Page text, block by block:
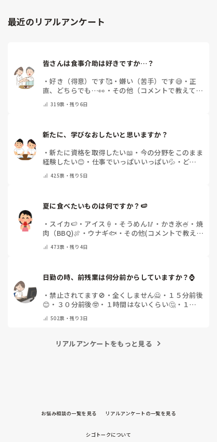
最近のリアルアンケート
皆さんは食事介助は好きですか…？
・好き（得意）です🥰・嫌い（苦手）です😅 ・ 正
直、どちらでも…👀 ・ その他（コメントで教えてく
319票・残り6日
新たに、学びなおしたいと思いますか？
・新たに資格を取得したい📖 ・ 今の分野をこのまま
経験したい😊 ・ 仕事でいっぱいいっぱい💦 ・ どん
教えてください）
425票・残り5日
夏に食べたいものは何ですか？🍉
・ スイカ🍉 ・ アイス🍦 ・ そうめん🥢 ・ かき氷🍧 ・ 焼
肉（BBQ)🍖 ・ ウナギ🐟 ・ その他(コメントで教え
473票・残り4日
日勤の時、前残業は何分前からしていますか？⌚
・禁止されてます🚫 ・ 全くしません🙅 ・ １５分前後
😊 ・ ３０分前後🤓 ・ １時間はないくらい🤔 ・ １時
502票・残り3日
リアルアンケートをもっと見る
お悩み相談の一覧を見る リアルアンケートの一覧を見る
シゴトークについて